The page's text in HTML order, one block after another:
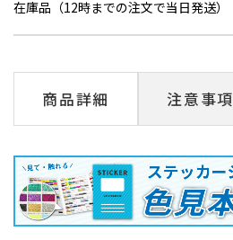
在庫品（12時までの注文で当日発送）
商品詳細 注意事項